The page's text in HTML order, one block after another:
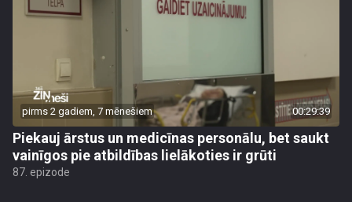
pirms 2 gadiem, 7 mēnešiem 00:29:39
Piekauj ārstus un medicīnas personālu, bet saukt
vainīgos pie atbildības lielākoties ir grūti
87. epizode